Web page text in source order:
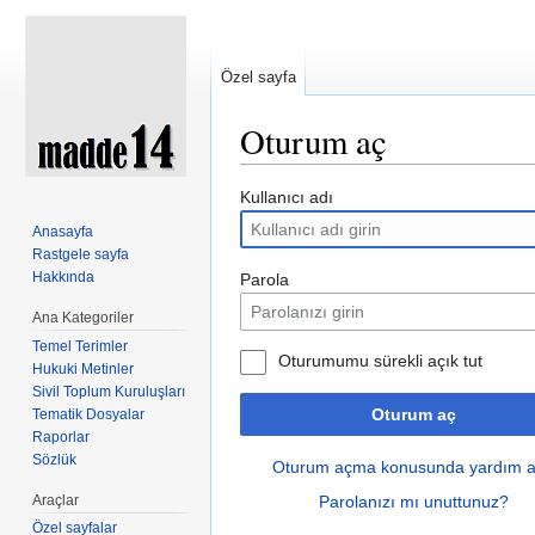
Oturum aç
Kullanıcı adı
Parola
Oturumumu sürekli açık tut
Oturum aç
Oturum açma konusunda yardım
Parolanızı mı unuttunuz?
Özel sayfa
Anasayfa
Rastgele sayfa
Hakkında
Ana Kategoriler
Temel Terimler
Hukuki Metinler
Sivil Toplum Kuruluşları
Tematik Dosyalar
Raporlar
Sözlük
Araçlar
Özel sayfalar